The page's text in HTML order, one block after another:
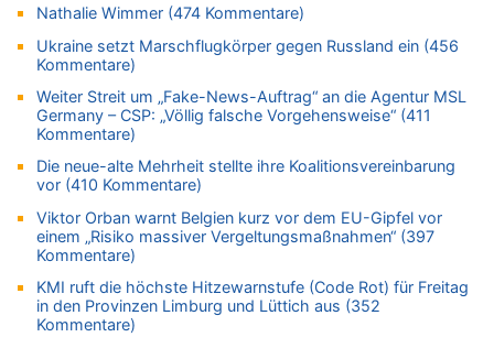
FIFA-Spitze demonstriert Einigkeit trotz Kritik und neuer
06.08.2026 - 21:27 von klar zu
06.08.2026 - 21:19 von Ach zu
Zweite Hitzewelle in diesem Sommer ist jetzt amtlich
06.08.2026 - 21:16 von michlaustderaffe zu
Zweite Hitzewelle in diesem Sommer ist jetzt amtlich
06.08.2026 - 21:14 von Ach zu
Aachen ab 11. August wieder Mekka des Pferdesports –
Belgien setzt bei Reit-WM auf starke Springreiter
06.08.2026 - 20:43 von 5/11 zu
Wasserstand des Rheins in NRW so niedrig wie noch nie
Nathalie Wimmer (474 Kommentare)
Ukraine setzt Marschflugkörper gegen Russland ein (456
Kommentare)
Weiter Streit um „Fake-News-Auftrag“ an die Agentur MSL
Germany – CSP: „Völlig falsche Vorgehensweise“ (411
Kommentare)
Die neue-alte Mehrheit stellte ihre Koalitionsvereinbarung
vor (410 Kommentare)
Viktor Orban warnt Belgien kurz vor dem EU-Gipfel vor
einem „Risiko massiver Vergeltungsmaßnahmen“ (397
Kommentare)
KMI ruft die höchste Hitzewarnstufe (Code Rot) für Freitag
in den Provinzen Limburg und Lüttich aus (352
Kommentare)